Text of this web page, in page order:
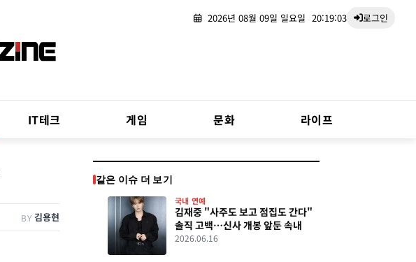
2026년 08월 09일 일요일 20:19:04 로그인
IT테크 게임 문화 라이프
BY 김용현
같은 이슈 더 보기
국내 연예
김재중 "사주도 보고 점집도 간다"
솔직 고백…신사 개봉 앞둔 속내
2026.06.16